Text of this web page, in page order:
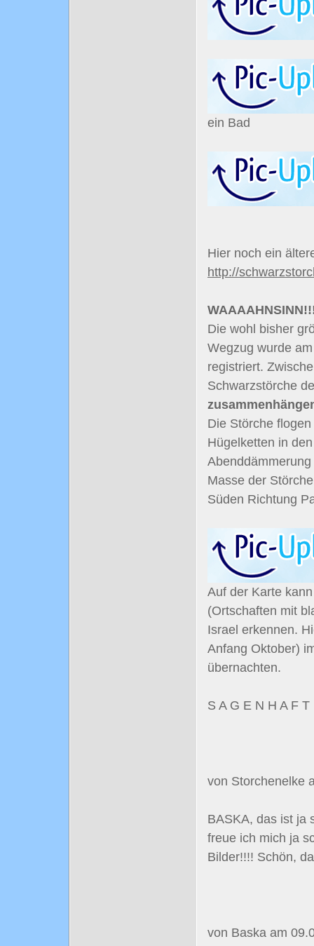
ein Bad
Hier noch ein
http://
Die wohl bisher
Wegzug wurde
registriert.
Schwarzstörche
Die Störche
Hügelketten in
Masse der
Süden Richtung
Auf der Karte
(Ortschaften mit
Israel erkennen.
Anfang Oktober)
übernachten.
S A G E N H A F
von Storchenelke
BASKA, das ist ja
freue ich mich ja
Bilder!!!! Schön,
von Baska am